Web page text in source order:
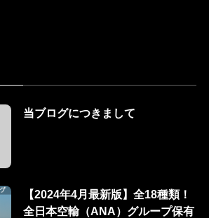
当ブログにつきまして
【2024年4月最新版】全18種類！
全日本空輸（ANA）グループ保有